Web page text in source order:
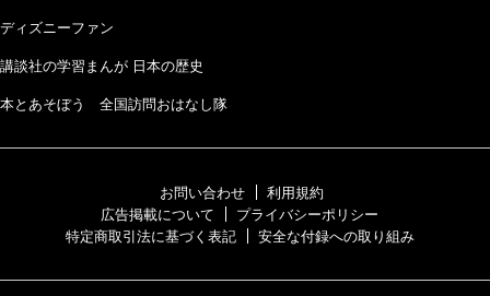
ディズニーファン
講談社の学習まんが 日本の歴史
本とあそぼう 全国訪問おはなし隊
お問い合わせ
利用規約
広告掲載について
プライバシーポリシー
特定商取引法に基づく表記
安全な付録への取り組み